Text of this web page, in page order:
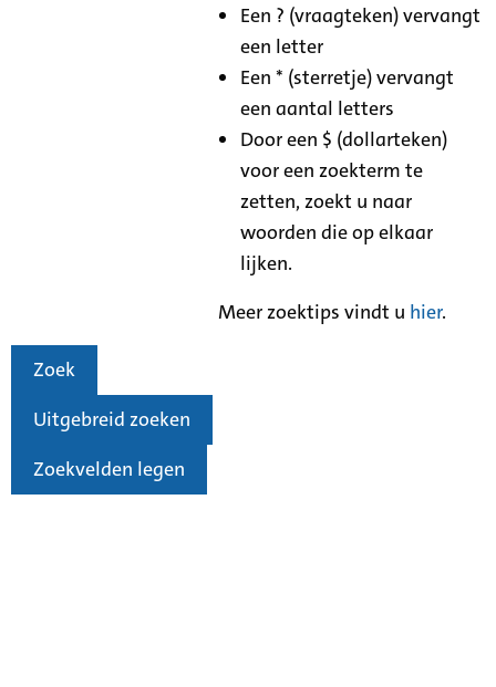
Een ? (vraagteken) vervangt
een letter
Een * (sterretje) vervangt
een aantal letters
Door een $ (dollarteken)
voor een zoekterm te
zetten, zoekt u naar
woorden die op elkaar
lijken.
Meer zoektips vindt u hier.
Zoek
Uitgebreid zoeken
Zoekvelden legen